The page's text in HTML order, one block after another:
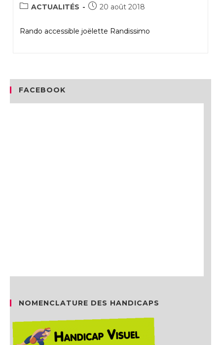
PostACTUALITÉS
Post20 août 2018
Rando accessible joëlette Randissimo
FACEBOOK
NOMENCLATURE DES HANDICAPS